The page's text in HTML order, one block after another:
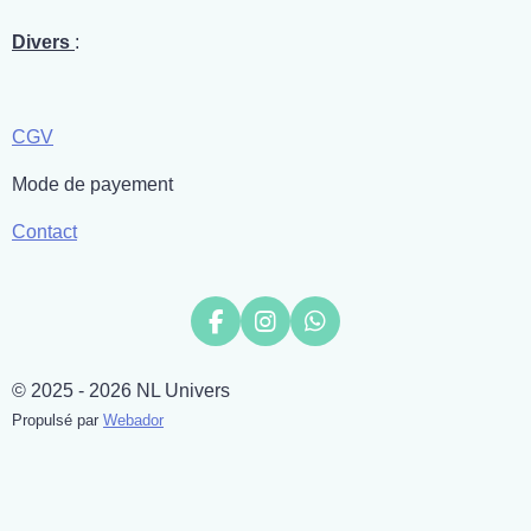
Divers :
CGV
Mode de payement
Contact
F
e
I
W
© 2025 - 2026 NL Univers
Propulsé par Webador